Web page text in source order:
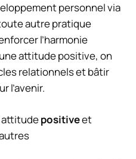
personnel via
autre pratique
l’harmonie
attitude positive, on
relationnels et bâtir
l’avenir.
attitudepositiveet